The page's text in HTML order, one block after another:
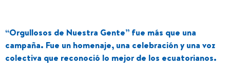
“Orgullosos de Nuestra Gente” fue más que una
campaña. Fue un homenaje, una celebración y una voz
colectiva que reconoció lo mejor de los ecuatorianos.